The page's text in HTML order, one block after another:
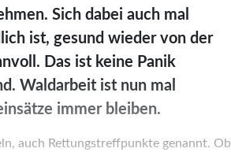
Sich dabei auch mal
ist, gesund wieder von der
Das ist keine Panik
Waldarbeit ist nun mal
immer bleiben.
auch Rettungstreffpunkte genannt. Ob